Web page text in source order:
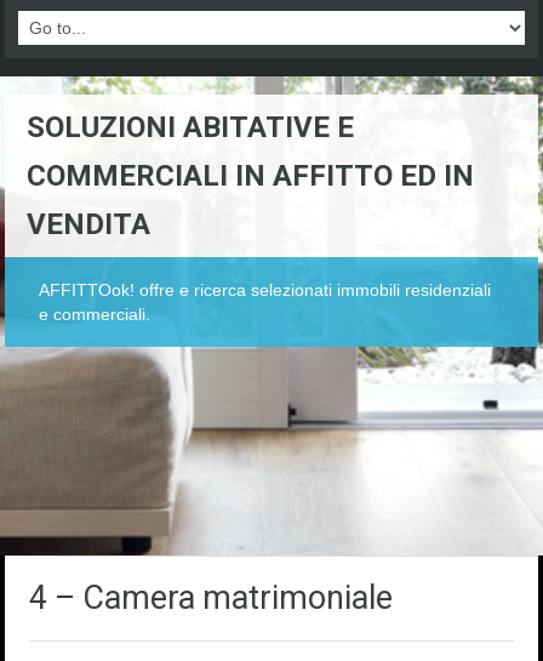
SOLUZIONI ABITATIVE E
COMMERCIALI IN AFFITTO ED IN
VENDITA
AFFITTOok! offre e ricerca selezionati immobili residenziali
e commerciali.
4 – Camera matrimoniale